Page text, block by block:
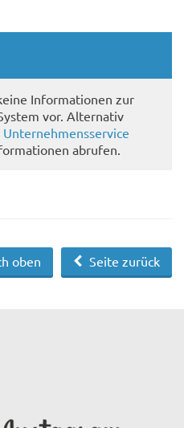
Informationen zur
vor. Alternativ
Unternehmensservice
abrufen.
Seite zurück
oben